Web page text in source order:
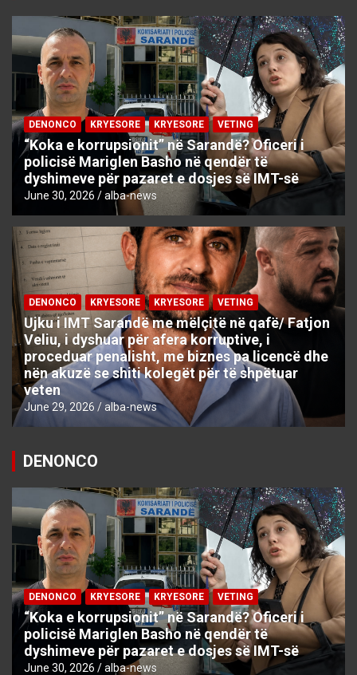
DENONCO KRYESORE KRYESORE VETING
“Koka e korrupsionit” në Sarandë? Oficeri i
policisë Mariglen Basho në qendër të
dyshimeve për pazaret e dosjes së IMT-së
June 30, 2026 alba-news
DENONCO KRYESORE KRYESORE VETING
Ujku i IMT Sarandë me mëlçitë në qafë/ Fatjon
Veliu, i dyshuar për afera korruptive, i
proceduar penalisht, me biznes pa licencë dhe
nën akuzë se shiti kolegët për të shpëtuar
veten
June 29, 2026 alba-news
DENONCO
DENONCO KRYESORE KRYESORE VETING
“Koka e korrupsionit” në Sarandë? Oficeri i
policisë Mariglen Basho në qendër të
dyshimeve për pazaret e dosjes së IMT-së
June 30, 2026 alba-news